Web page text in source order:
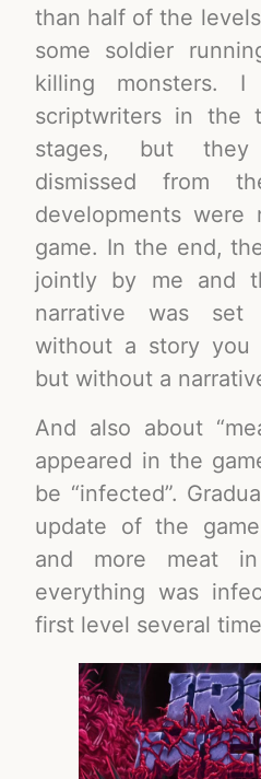
than half of the
some soldier
killing monsters.
scriptwriters in the
stages, but they
dismissed from
developments
game. In the end,
jointly by me and
narrative was
without a story you
but without a
And also about
appeared in the
be “infected”.
update of the
and more meat
everything was
first level several